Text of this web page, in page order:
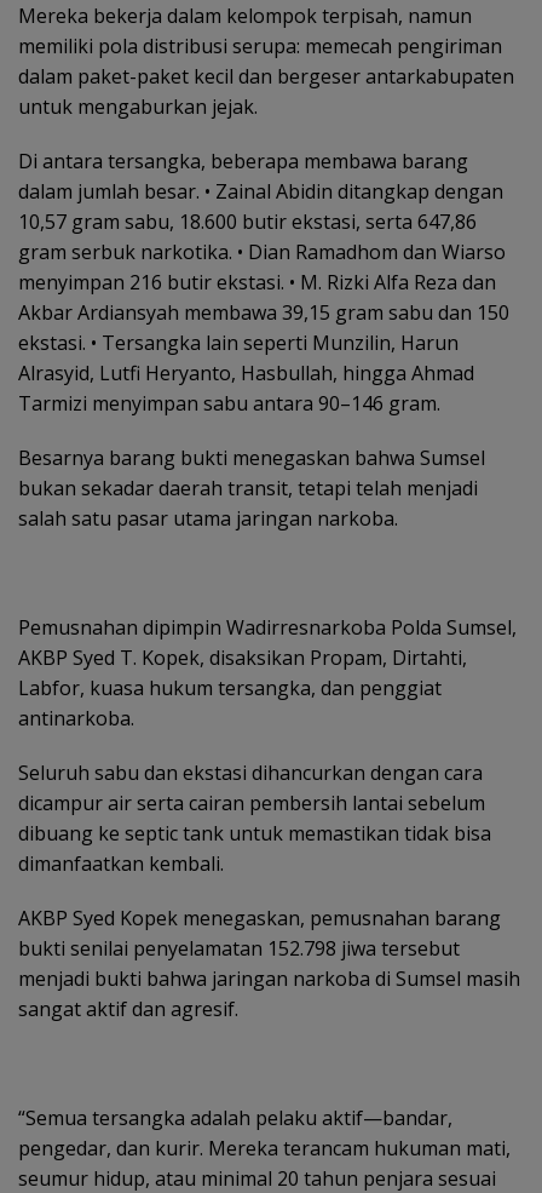
Mereka bekerja dalam kelompok terpisah, namun
memiliki pola distribusi serupa: memecah pengiriman
dalam paket-paket kecil dan bergeser antarkabupaten
untuk mengaburkan jejak.
Di antara tersangka, beberapa membawa barang
dalam jumlah besar. • Zainal Abidin ditangkap dengan
10,57 gram sabu, 18.600 butir ekstasi, serta 647,86
gram serbuk narkotika. • Dian Ramadhom dan Wiarso
menyimpan 216 butir ekstasi. • M. Rizki Alfa Reza dan
Akbar Ardiansyah membawa 39,15 gram sabu dan 150
ekstasi. • Tersangka lain seperti Munzilin, Harun
Alrasyid, Lutfi Heryanto, Hasbullah, hingga Ahmad
Tarmizi menyimpan sabu antara 90–146 gram.
Besarnya barang bukti menegaskan bahwa Sumsel
bukan sekadar daerah transit, tetapi telah menjadi
salah satu pasar utama jaringan narkoba.
Pemusnahan dipimpin Wadirresnarkoba Polda Sumsel,
AKBP Syed T. Kopek, disaksikan Propam, Dirtahti,
Labfor, kuasa hukum tersangka, dan penggiat
antinarkoba.
Seluruh sabu dan ekstasi dihancurkan dengan cara
dicampur air serta cairan pembersih lantai sebelum
dibuang ke septic tank untuk memastikan tidak bisa
dimanfaatkan kembali.
AKBP Syed Kopek menegaskan, pemusnahan barang
bukti senilai penyelamatan 152.798 jiwa tersebut
menjadi bukti bahwa jaringan narkoba di Sumsel masih
sangat aktif dan agresif.
“Semua tersangka adalah pelaku aktif—bandar,
pengedar, dan kurir. Mereka terancam hukuman mati,
seumur hidup, atau minimal 20 tahun penjara sesuai